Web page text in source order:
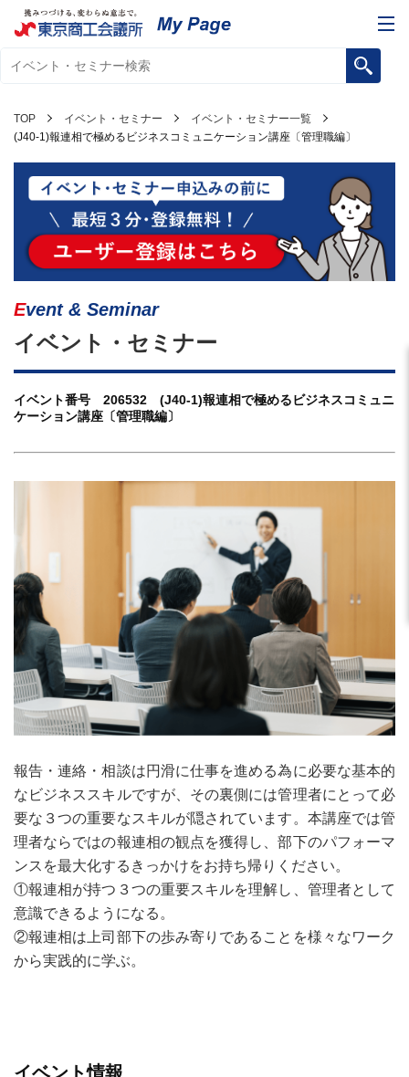
TOP イベント・セミナー
イベント・セミナー一覧
(J40-1)報連相で極めるビジネスコミュニケーション講座〔管理職編〕
Event & Seminar
イベント・セミナー
イベント番号 206532 (J40-1)報連相で極めるビジネスコミュニ
ケーション講座〔管理職編〕
報告・連絡・相談は円滑に仕事を進める為に必要な基本的
なビジネススキルですが、その裏側には管理者にとって必
要な３つの重要なスキルが隠されています。本講座では管
理者ならではの報連相の観点を獲得し、部下のパフォーマ
ンスを最大化するきっかけをお持ち帰りください。
①報連相が持つ３つの重要スキルを理解し、管理者として
意識できるようになる。
②報連相は上司部下の歩み寄りであることを様々なワーク
から実践的に学ぶ。
イベント情報